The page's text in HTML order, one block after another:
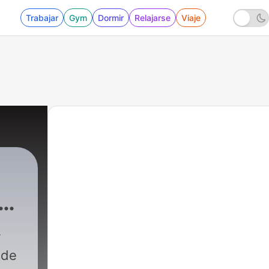
Trabajar Gym Dormir Relajarse Viaje